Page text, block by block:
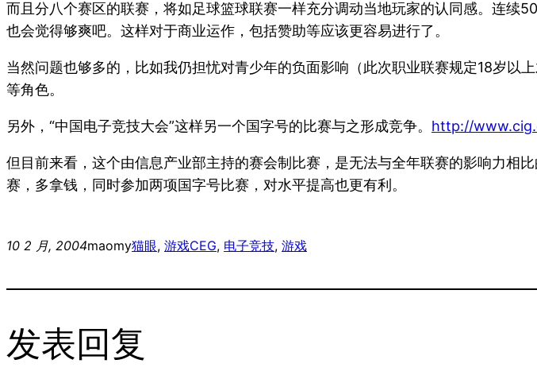
而且分八个赛区的联赛，将如足球篮球联赛一样充分调动当地玩家的认同感。连续
也会觉得够爽吧。这样对于商业运作，包括赞助等应该更容易进行了。
当然问题也够多的，比如我仍担忧对青少年的负面影响（此次职业联赛规定18岁
等角色。
另外，“中国电子竞技大会”这样另一个国字号的比赛与之形成竞争。 http://
但目前来看，这个由信息产业部主持的赛会制比赛，是无法与全年联赛的影响力相
赛，多拿钱，同时参加两项国字号比赛，对水平提高也更有利。
10 2 月, 2004maomy猫眼, 游戏CEG, 电子竞技, 游戏
发表回复